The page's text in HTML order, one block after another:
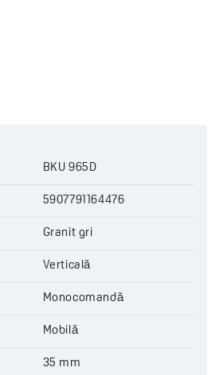
ani și de un serviciu de asistență la
BKU 965D
5907791164476
Granit gri
Verticală
Monocomandă
Mobilă
35 mm